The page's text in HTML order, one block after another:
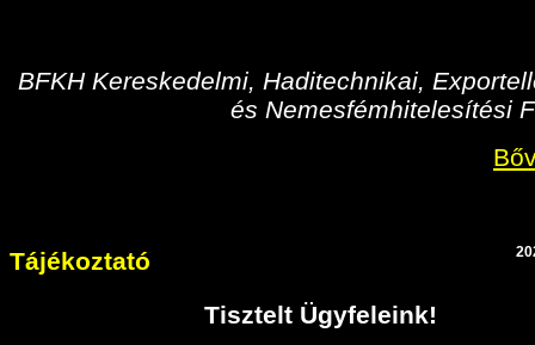
BFKH Kereskedelmi, Haditechnikai,
és Nemesfémhitelesítési
Tájékoztató
Tisztelt Ügyfeleink!